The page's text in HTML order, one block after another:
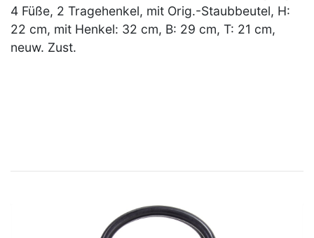
4 Füße, 2 Tragehenkel, mit Orig.-Staubbeutel, H:
22 cm, mit Henkel: 32 cm, B: 29 cm, T: 21 cm,
neuw. Zust.